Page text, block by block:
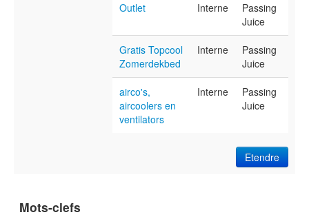
Outlet Interne
Passing
Juice
Gratis Topcool
Zomerdekbed
Interne
Passing
Juice
airco's,
aircoolers en
ventilators
Interne
Passing
Juice
Etendre
Mots-clefs